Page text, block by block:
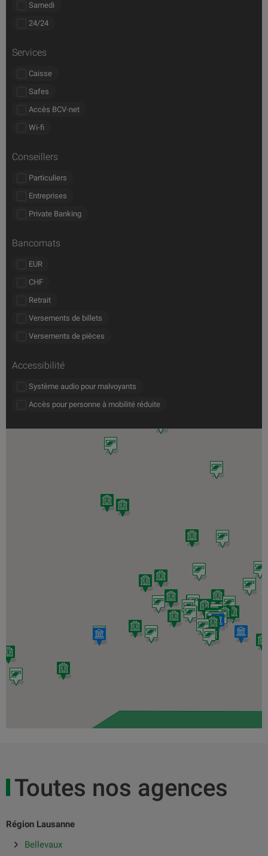
Samedi
24/24
Services
Caisse
Safes
Accès BCV-net
Wi-fi
Conseillers
Particuliers
Entreprises
Private Banking
Bancomats
EUR
CHF
Retrait
Versements de billets
Versements de pièces
Accessibilité
Système audio pour malvoyants
Accès pour personne à mobilité réduite
Toutes nos agences
Région Lausanne
Bellevaux